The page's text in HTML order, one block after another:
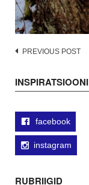
Post
PREVIOUS POST
INSPIRATSIOONI
facebook
instagram
RUBRIIGID